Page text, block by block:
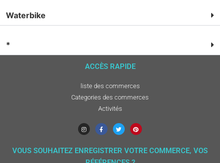
Waterbike
*
ACCÈS RAPIDE
liste des commerces
Categories des commerces
Activités
VOUS SOUHAITEZ ENREGISTRER VOTRE COMMERCE, VOS